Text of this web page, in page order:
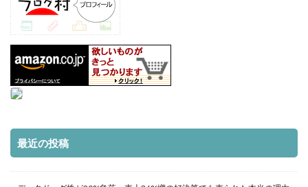
最近の投稿